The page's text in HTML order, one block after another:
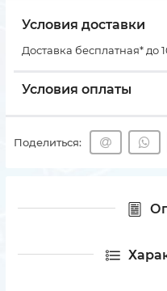
Условия доставки
Доставка бесплатная* до
Условия оплаты
Поделиться: